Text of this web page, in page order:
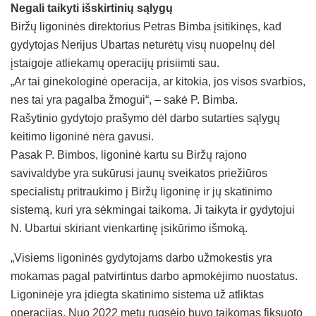
Negali taikyti išskirtinių sąlygų
Biržų ligoninės direktorius Petras Bimba įsitikinęs, kad
gydytojas Nerijus Ubartas neturėtų visų nuopelnų dėl
įstaigoje atliekamų operacijų prisiimti sau.
„Ar tai ginekologinė operacija, ar kitokia, jos visos svarbios,
nes tai yra pagalba žmogui“, – sakė P. Bimba.
Rašytinio gydytojo prašymo dėl darbo sutarties sąlygų
keitimo ligoninė nėra gavusi.
Pasak P. Bimbos, ligoninė kartu su Biržų rajono
savivaldybe yra sukūrusi jaunų sveikatos priežiūros
specialistų pritraukimo į Biržų ligoninę ir jų skatinimo
sistemą, kuri yra sėkmingai taikoma. Ji taikyta ir gydytojui
N. Ubartui skiriant vienkartinę įsikūrimo išmoką.
„Visiems ligoninės gydytojams darbo užmokestis yra
mokamas pagal patvirtintus darbo apmokėjimo nuostatus.
Ligoninėje yra įdiegta skatinimo sistema už atliktas
operacijas. Nuo 2022 metų rugsėjo buvo taikomas fiksuoto